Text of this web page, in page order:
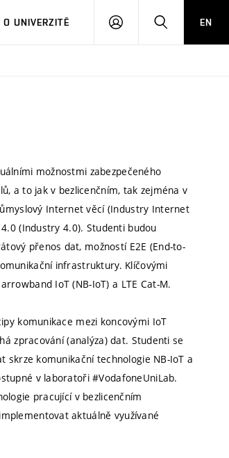
O UNIVERZITĚ
PŘIHLÁSIT HLEDATEN
možnostmi zabezpečeného
a to jak v bezlicenčním, tak zejména v
Internet věcí (Industry Internet
(Industry 4.0). Studenti budou
přenos dat, možností E2E (End-to-
infrastruktury. Klíčovými
IoT (NB-IoT) a LTE Cat-M.
komunikace mezi koncovými IoT
zpracování (analýza) dat. Studenti se
skrze komunikační technologie NB-IoT a
v laboratoři #VodafoneUniLab.
pracující v bezlicenčním
aktuálně využívané